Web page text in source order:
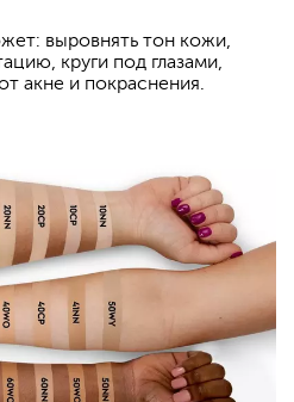
выровнять тон кожи,
круги под глазами,
акне и покраснения.